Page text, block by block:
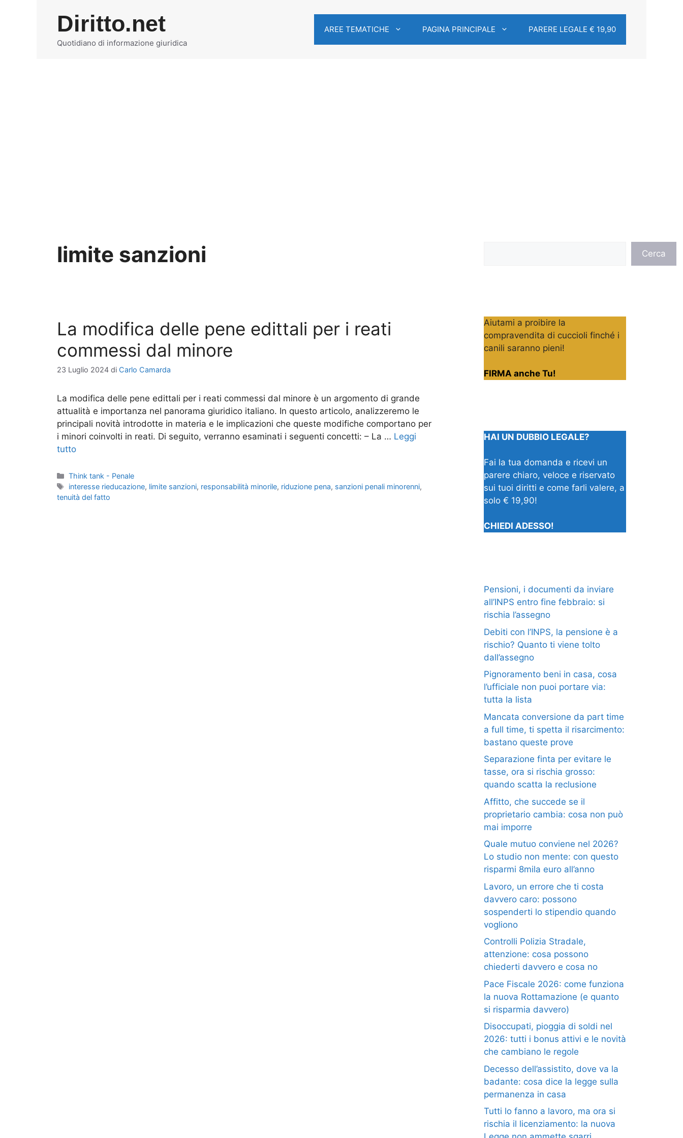
Diritto.net
Quotidiano di informazione giuridica
AREE TEMATICHE PAGINA PRINCIPALE PARERE LEGALE € 19,90
limite sanzioni
La modifica delle pene edittali per i reati
commessi dal minore
23 Luglio 2024 di Carlo Camarda
La modifica delle pene edittali per i reati commessi dal minore è un argomento di grande
attualità e importanza nel panorama giuridico italiano. In questo articolo, analizzeremo le
principali novità introdotte in materia e le implicazioni che queste modifiche comportano per
i minori coinvolti in reati. Di seguito, verranno esaminati i seguenti concetti: – La … Leggi
tutto
Categorie
Think tank - Penale
Tag
interesse rieducazione, limite sanzioni, responsabilità minorile, riduzione pena, sanzioni penali minorenni,
tenuità del fatto
Cerca
Aiutami a proibire la
compravendita di cuccioli finché i
canili saranno pieni!
FIRMA anche Tu!
HAI UN DUBBIO LEGALE?
Fai la tua domanda e ricevi un
parere chiaro, veloce e riservato
sui tuoi diritti e come farli valere, a
solo € 19,90!
CHIEDI ADESSO!
Pensioni, i documenti da inviare
all’INPS entro fine febbraio: si
rischia l’assegno
Debiti con l’INPS, la pensione è a
rischio? Quanto ti viene tolto
dall’assegno
Pignoramento beni in casa, cosa
l’ufficiale non puoi portare via:
tutta la lista
Mancata conversione da part time
a full time, ti spetta il risarcimento:
bastano queste prove
Separazione finta per evitare le
tasse, ora si rischia grosso:
quando scatta la reclusione
Affitto, che succede se il
proprietario cambia: cosa non può
mai imporre
Quale mutuo conviene nel 2026?
Lo studio non mente: con questo
risparmi 8mila euro all’anno
Lavoro, un errore che ti costa
davvero caro: possono
sospenderti lo stipendio quando
vogliono
Controlli Polizia Stradale,
attenzione: cosa possono
chiederti davvero e cosa no
Pace Fiscale 2026: come funziona
la nuova Rottamazione (e quanto
si risparmia davvero)
Disoccupati, pioggia di soldi nel
2026: tutti i bonus attivi e le novità
che cambiano le regole
Decesso dell’assistito, dove va la
badante: cosa dice la legge sulla
permanenza in casa
Tutti lo fanno a lavoro, ma ora si
rischia il licenziamento: la nuova